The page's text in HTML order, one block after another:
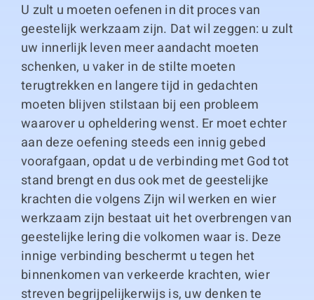
U zult u moeten oefenen in dit proces van
geestelijk werkzaam zijn. Dat wil zeggen: u zult
uw innerlijk leven meer aandacht moeten
schenken, u vaker in de stilte moeten
terugtrekken en langere tijd in gedachten
moeten blijven stilstaan bij een probleem
waarover u opheldering wenst. Er moet echter
aan deze oefening steeds een innig gebed
voorafgaan, opdat u de verbinding met God tot
stand brengt en dus ook met de geestelijke
krachten die volgens Zijn wil werken en wier
werkzaam zijn bestaat uit het overbrengen van
geestelijke lering die volkomen waar is. Deze
innige verbinding beschermt u tegen het
binnenkomen van verkeerde krachten, wier
streven begrijpelijkerwijs is, uw denken te